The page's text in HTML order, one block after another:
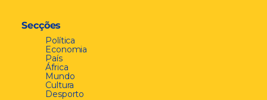
Secções
Política
Economia
País
África
Mundo
Cultura
Desporto